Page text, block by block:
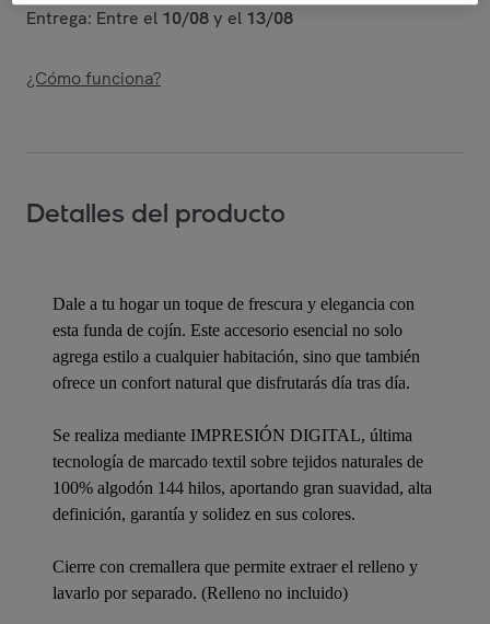
Entrega: Entre el 10/08y el 13/08
¿Cómo funciona?
Detalles del producto
Dale a tu hogar un toque de frescura y elegancia con
esta funda de cojín. Este accesorio esencial no solo
agrega estilo a cualquier habitación, sino que también
ofrece un confort natural que disfrutarás día tras día.
Se realiza mediante IMPRESIÓN DIGITAL, última
tecnología de marcado textil sobre tejidos naturales de
100% algodón 144 hilos, aportando gran suavidad, alta
definición, garantía y solidez en sus colores.
Cierre con cremallera que permite extraer el relleno y
lavarlo por separado. (Relleno no incluido)